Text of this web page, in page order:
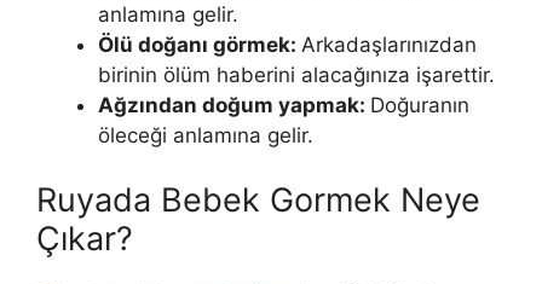
anlamına gelir.
Ölü doğanı görmek: Arkadaşlarınızdan
bi­rinin ölüm haberini alacağınıza işarettir.
Ağzından doğum yapmak: Do­ğuranın
öleceği anlamına gelir.
Ruyada Bebek Gormek Neye
Çıkar?